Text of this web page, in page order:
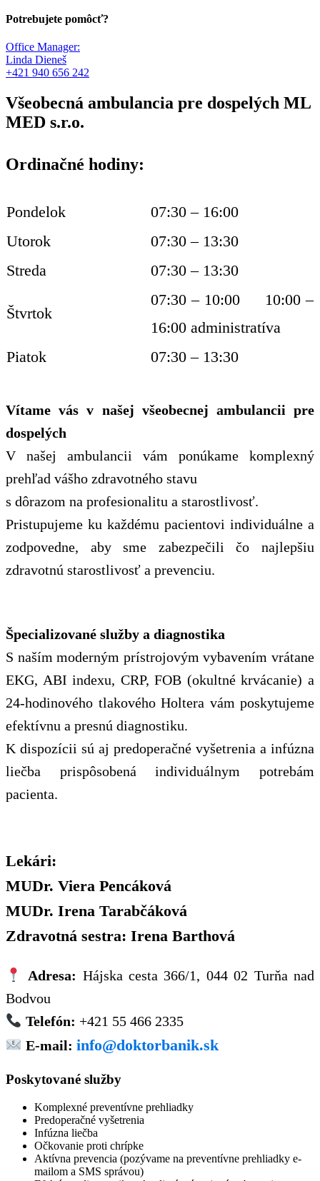
Potrebujete pomôcť?
Office Manager:
Linda Dieneš
+421 940 656 242
Všeobecná ambulancia pre dospelých ML
MED s.r.o.
Ordinačné hodiny:
Pondelok
07:30 – 16:00
Utorok
07:30 – 13:30
Streda
07:30 – 13:30
Štvrtok
07:30 – 10:00 10:00 –
16:00 administratíva
Piatok
07:30 – 13:30
Vítame vás v našej všeobecnej ambulancii pre
dospelých
V našej ambulancii vám ponúkame komplexný
prehľad vášho zdravotného stavu
s dôrazom na profesionalitu a starostlivosť.
Pristupujeme ku každému pacientovi individuálne a
zodpovedne, aby sme zabezpečili čo najlepšiu
zdravotnú starostlivosť a prevenciu.
Špecializované služby a diagnostika
S naším moderným prístrojovým vybavením vrátane
EKG, ABI indexu, CRP, FOB (okultné krvácanie) a
24-hodinového tlakového Holtera vám poskytujeme
efektívnu a presnú diagnostiku.
K dispozícii sú aj predoperačné vyšetrenia a infúzna
liečba prispôsobená individuálnym potrebám
pacienta.
Lekári:
MUDr. Viera Pencáková
MUDr. Irena Tarabčáková
Zdravotná sestra: Irena Barthová
Adresa: Hájska cesta 366/1, 044 02 Turňa nad
Bodvou
Telefón: +421 55 466 2335
E-mail: info@doktorbanik.sk
Poskytované služby
Komplexné preventívne prehliadky
Predoperačné vyšetrenia
Infúzna liečba
Očkovanie proti chrípke
Aktívna prevencia (pozývame na preventívne prehliadky e-
mailom a SMS správou)